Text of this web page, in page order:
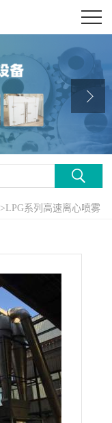
>LPG系列高速离心喷雾